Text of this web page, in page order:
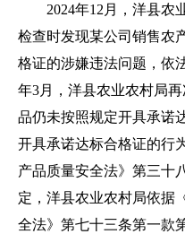
2024年12月，洋县农
检查时发现某公司销售农
格证的涉嫌违法问题，依
年3月，洋县农业农村局
品仍未按照规定开具承诺
开具承诺达标合格证的行
产品质量安全法》第三十
定，洋县农业农村局依据
全法》第七十三条第一款